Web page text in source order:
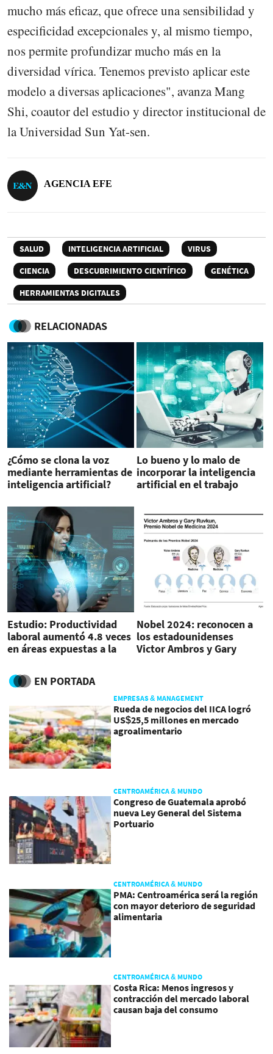
mucho más eficaz, que ofrece una sensibilidad y
especificidad excepcionales y, al mismo tiempo,
nos permite profundizar mucho más en la
diversidad vírica. Tenemos previsto aplicar este
modelo a diversas aplicaciones", avanza Mang
Shi, coautor del estudio y director institucional de
la Universidad Sun Yat-sen.
AGENCIA EFE
SALUD INTELIGENCIA ARTIFICIAL
VIRUS
CIENCIA
DESCUBRIMIENTO CIENTÍFICO
GENÉTICA
HERRAMIENTAS DIGITALES
RELACIONADAS
¿Cómo se clona la voz
mediante herramientas de
inteligencia artificial?
Lo bueno y lo malo de
incorporar la inteligencia
artificial en el trabajo
Estudio: Productividad
laboral aumentó 4.8 veces
en áreas expuestas a la
Nobel 2024: reconocen a
los estadounidenses
Victor Ambros y Gary
EN PORTADA
EMPRESAS & MANAGEMENT
Rueda de negocios del IICA logró
US$25,5 millones en mercado
agroalimentario
CENTROAMÉRICA & MUNDO
Congreso de Guatemala aprobó
nueva Ley General del Sistema
Portuario
CENTROAMÉRICA & MUNDO
PMA: Centroamérica será la región
con mayor deterioro de seguridad
alimentaria
CENTROAMÉRICA & MUNDO
Costa Rica: Menos ingresos y
contracción del mercado laboral
causan baja del consumo